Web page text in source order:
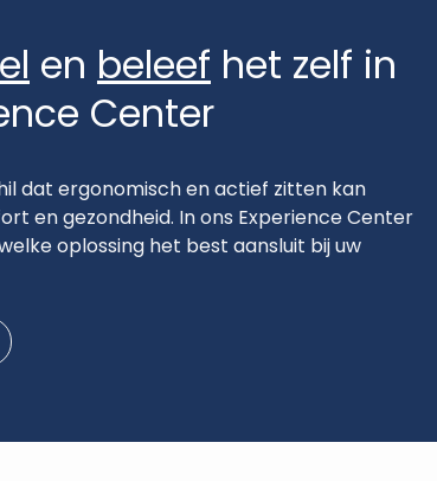
en beleef het zelf in
Center
dat ergonomisch en actief zitten kan
en gezondheid. In ons Experience Center
oplossing het best aansluit bij uw